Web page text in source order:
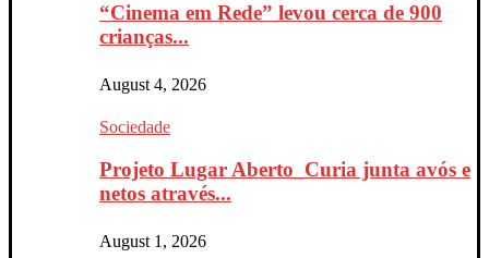
“Cinema em Rede” levou cerca de 900
crianças...
August 4, 2026
Sociedade
Projeto Lugar Aberto_Curia junta avós e
netos através...
August 1, 2026